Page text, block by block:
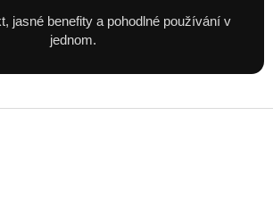
jasné benefity a pohodlné používání v
jednom.